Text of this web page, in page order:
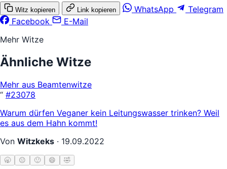
Witz kopieren Link kopieren WhatsApp
Telegram
Facebook
E-Mail
Mehr Witze
Ähnliche Witze
Mehr aus Beamtenwitze
“ #23078
Warum dürfen Veganer kein Leitungswasser trinken? Weil
es aus dem Hahn kommt!
Von Witzkeks · 19.09.2022
🥱 😐 🙂 😄 🤣